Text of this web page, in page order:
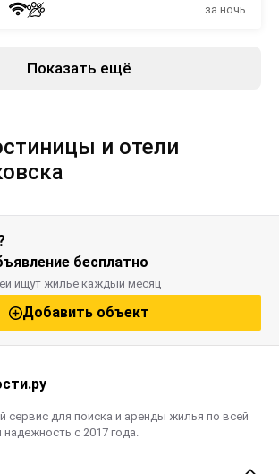
за ночь
Показать ещё
и отели
бесплатно
ищут жильё каждый месяц
Добавить объект
сервис для поиска и аренды жилья по всей
надежность с 2017 года.